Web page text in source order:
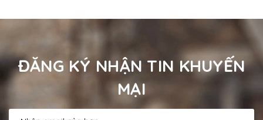
ĐĂNG KÝ NHẬN TIN KHUYẾN
MẠI